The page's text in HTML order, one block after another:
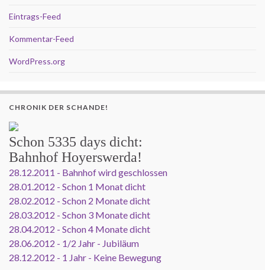
Eintrags-Feed
Kommentar-Feed
WordPress.org
CHRONIK DER SCHANDE!
Schon 5335 days dicht:
Bahnhof Hoyerswerda!
28.12.2011 - Bahnhof wird geschlossen
28.01.2012 - Schon 1 Monat dicht
28.02.2012 - Schon 2 Monate dicht
28.03.2012 - Schon 3 Monate dicht
28.04.2012 - Schon 4 Monate dicht
28.06.2012 - 1/2 Jahr - Jubiläum
28.12.2012 - 1 Jahr - Keine Bewegung